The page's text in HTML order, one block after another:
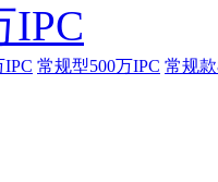
IPC
IPC 常规型500万IPC 常规